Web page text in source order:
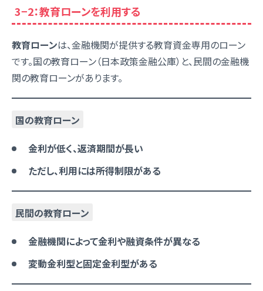
3−2：教育ローンを利用する
教育ローンは、金融機関が提供する教育資金専用のローン
です。国の教育ローン（日本政策金融公庫）と、民間の金融機
関の教育ローンがあります。
国の教育ローン
金利が低く、返済期間が長い
ただし、利用には所得制限がある
民間の教育ローン
金融機関によって金利や融資条件が異なる
変動金利型と固定金利型がある